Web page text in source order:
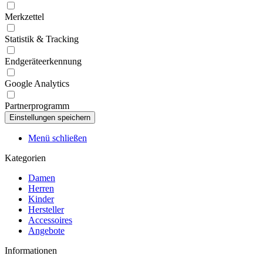
Merkzettel
Statistik & Tracking
Endgeräteerkennung
Google Analytics
Partnerprogramm
Menü schließen
Kategorien
Damen
Herren
Kinder
Hersteller
Accessoires
Angebote
Informationen